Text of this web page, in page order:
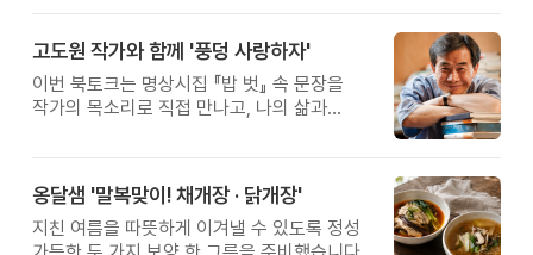
고도원 작가와 함께 '풍덩 사랑하자'
이번 북토크는 명상시집 『밥 벗』 속 문장을
작가의 목소리로 직접 만나고, 나의 삶과
옹달샘 '말복맞이! 채개장 · 닭개장'
지친 여름을 따뜻하게 이겨낼 수 있도록 정성